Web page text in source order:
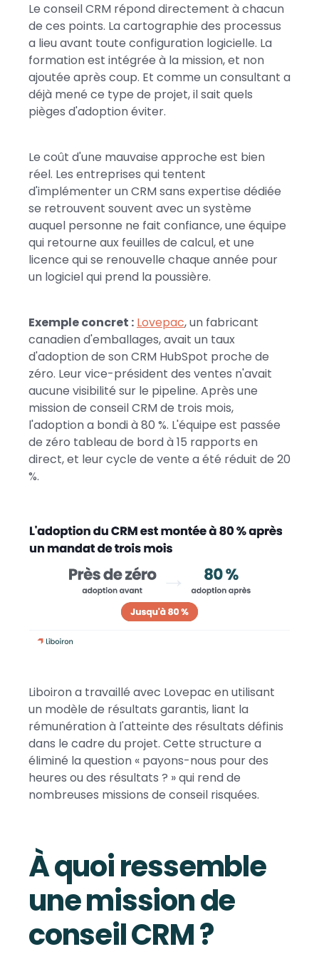
Le conseil CRM répond directement à chacun
de ces points. La cartographie des processus
a lieu avant toute configuration logicielle. La
formation est intégrée à la mission, et non
ajoutée après coup. Et comme un consultant a
déjà mené ce type de projet, il sait quels
pièges d'adoption éviter.
Le coût d'une mauvaise approche est bien
réel. Les entreprises qui tentent
d'implémenter un CRM sans expertise dédiée
se retrouvent souvent avec un système
auquel personne ne fait confiance, une équipe
qui retourne aux feuilles de calcul, et une
licence qui se renouvelle chaque année pour
un logiciel qui prend la poussière.
Exemple concret : Lovepac, un fabricant
canadien d'emballages, avait un taux
d'adoption de son CRM HubSpot proche de
zéro. Leur vice-président des ventes n'avait
aucune visibilité sur le pipeline. Après une
mission de conseil CRM de trois mois,
l'adoption a bondi à 80 %. L'équipe est passée
de zéro tableau de bord à 15 rapports en
direct, et leur cycle de vente a été réduit de 20
%.
Liboiron a travaillé avec Lovepac en utilisant
un modèle de résultats garantis, liant la
rémunération à l'atteinte des résultats définis
dans le cadre du projet. Cette structure a
éliminé la question « payons-nous pour des
heures ou des résultats ? » qui rend de
nombreuses missions de conseil risquées.
À quoi ressemble
une mission de
conseil CRM ?